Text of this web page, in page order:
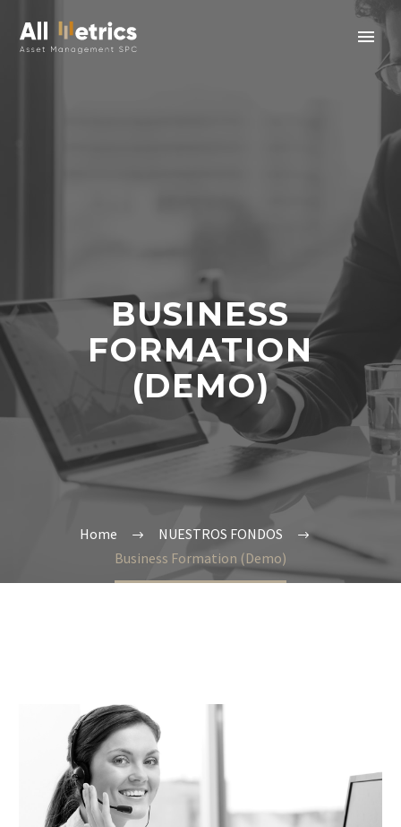
BUSINESS
FORMATION
(DEMO)
Home
NUESTROS FONDOS
Business Formation (Demo)